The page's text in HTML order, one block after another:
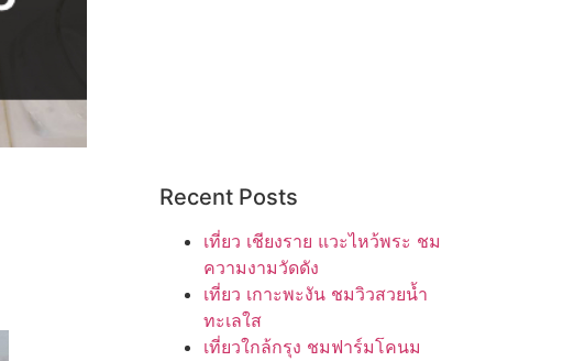
Recent Posts
เที่ยว เชียงราย แวะไหว้พระ ชม
ความงามวัดดัง
เที่ยว เกาะพะงัน ชมวิวสวยน้ำ
ทะเลใส
เที่ยวใกล้กรุง ชมฟาร์มโคนม